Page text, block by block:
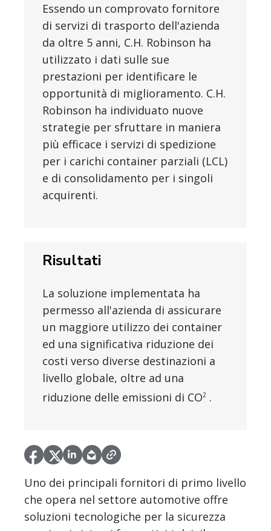
Essendo un comprovato fornitore
di servizi di trasporto dell'azienda
da oltre 5 anni, C.H. Robinson ha
utilizzato i dati sulle sue
prestazioni per identificare le
opportunità di miglioramento. C.H.
Robinson ha individuato nuove
strategie per sfruttare in maniera
più efficace i servizi di spedizione
per i carichi container parziali (LCL)
e di consolidamento per i singoli
acquirenti.
Risultati
La soluzione implementata ha
permesso all'azienda di assicurare
un maggiore utilizzo dei container
ed una significativa riduzione dei
costi verso diverse destinazioni a
livello globale, oltre ad una
riduzione delle emissioni di CO2 .
Uno dei principali fornitori di primo livello
che opera nel settore automotive offre
soluzioni tecnologiche per la sicurezza